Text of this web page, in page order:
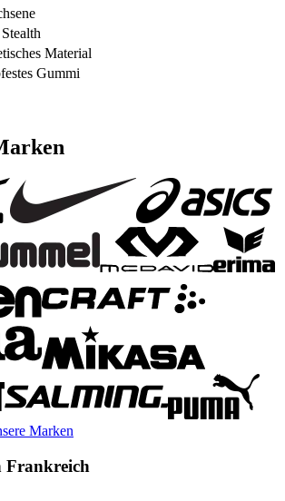
Material
Gummi
Marken
Frankreich